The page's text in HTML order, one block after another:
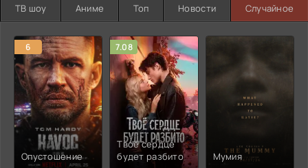
ТВ шоу Аниме Топ Новости Случайное
6
Опустошение
7.08
Твоё сердце
будет разбито
Мумия